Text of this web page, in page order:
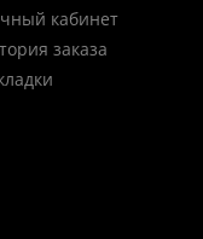
кабинет
заказа